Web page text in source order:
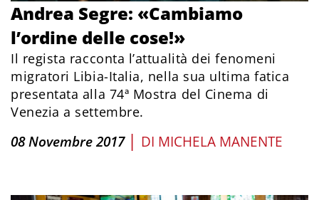
Andrea Segre: «Cambiamo
l’ordine delle cose!»
Il regista racconta l’attualità dei fenomeni
migratori Libia-Italia, nella sua ultima fatica
presentata alla 74ª Mostra del Cinema di
Venezia a settembre.
08 Novembre 2017 | DI MICHELA MANENTE